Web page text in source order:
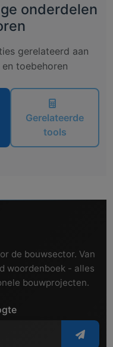
onderdelen
gerelateerd aan
toebehoren
Gerelateerde
tools
de bouwsector. Van
woordenboek - alles
bouwprojecten.